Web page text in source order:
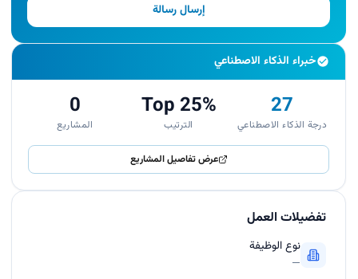
إرسال رسالة
خبراء الذكاء الاصطناعي
27
درجة الذكاء الاصطناعي
Top 25%
الترتيب
0
المشاريع
عرض تفاصيل المشاريع
تفضيلات العمل
نوع الوظيفة
—